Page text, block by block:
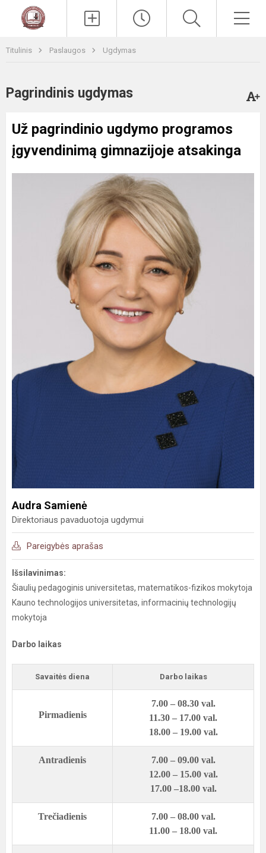
Titulinis Paslaugos Ugdymas
Pagrindinis ugdymas
Už pagrindinio ugdymo programos
įgyvendinimą gimnazijoje atsakinga
Audra Samienė
Direktoriaus pavaduotoja ugdymui
Pareigybės aprašas
Išsilavinimas:
Šiaulių pedagoginis universitetas, matematikos-fizikos mokytoja
Kauno technologijos universitetas, informacinių technologijų
mokytoja
Darbo laikas
Savaitės diena Darbo laikas
Pirmadienis
7.00 – 08.30 val.
11.30 – 17.00 val.
18.00 – 19.00 val.
Antradienis
7.00 – 09.00 val.
12.00 – 15.00 val.
17.00 –18.00 val.
Trečiadienis
7.00 – 08.00 val.
11.00 – 18.00 val.